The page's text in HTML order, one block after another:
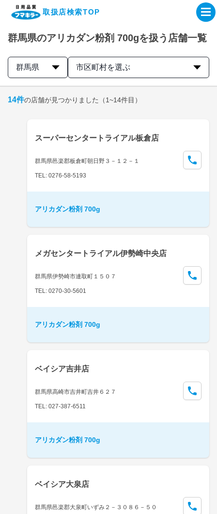
取扱店検索TOP
企業・IR情報サイト
製品情報サイト
オンラインショップ
群馬県のアリカダン粉剤 700gを扱う店舗一覧
群馬県 市区町村を選ぶ
14件の店舗が見つかりました （1~14件目）
スーパーセンタートライアル板倉店
群馬県邑楽郡板倉町朝日野３－１２－１
TEL: 0276-58-5193
アリカダン粉剤 700g
メガセンタートライアル伊勢崎中央店
群馬県伊勢崎市連取町１５０７
TEL: 0270-30-5601
アリカダン粉剤 700g
ベイシア吉井店
群馬県高崎市吉井町吉井６２７
TEL: 027-387-6511
アリカダン粉剤 700g
ベイシア大泉店
群馬県邑楽郡大泉町いずみ２－３０８６－５０